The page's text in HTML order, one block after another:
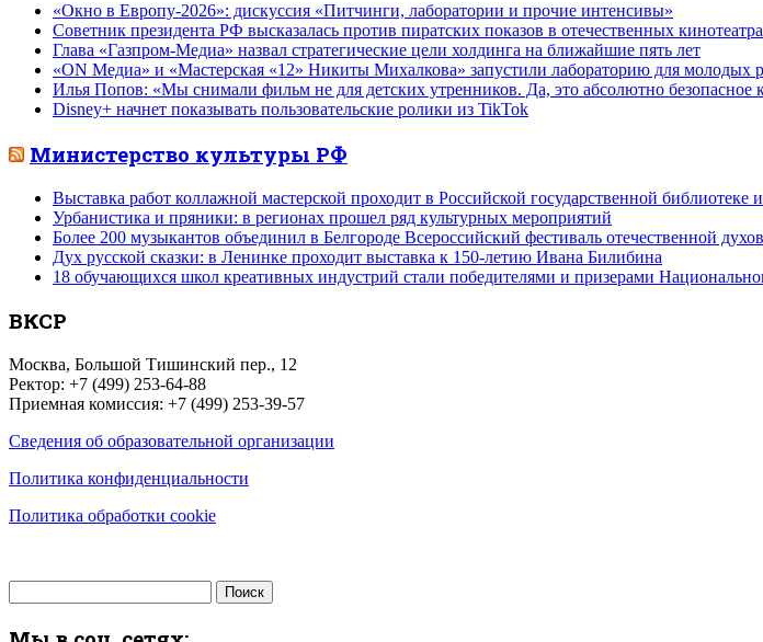
«Окно в Европу-2026»: дискуссия «Питчинги, лаборатории и прочие интенсивы»
Советник президента РФ высказалась против пиратских показов в отечественных
Глава «Газпром-Медиа» назвал стратегические цели холдинга на ближайшие пять лет
«ON Медиа» и «Мастерская «12» Никиты Михалкова» запустили лабораторию для молодых
Илья Попов: «Мы снимали фильм не для детских утренников. Да, это абсолютно
Disney+ начнет показывать пользовательские ролики из TikTok
Министерство культуры РФ
Выставка работ коллажной мастерской проходит в Российской государственной библиотеке
Урбанистика и пряники: в регионах прошел ряд культурных мероприятий
Более 200 музыкантов объединил в Белгороде Всероссийский фестиваль отечественной
Дух русской сказки: в Ленинке проходит выставка к 150-летию Ивана Билибина
18 обучающихся школ креативных индустрий стали победителями и призерами
ВКСР
Москва, Большой Тишинский пер., 12
Ректор: +7 (499) 253-64-88
Приемная комиссия: +7 (499) 253-39-57
Сведения об образовательной организации
Политика конфиденциальности
Политика обработки cookie